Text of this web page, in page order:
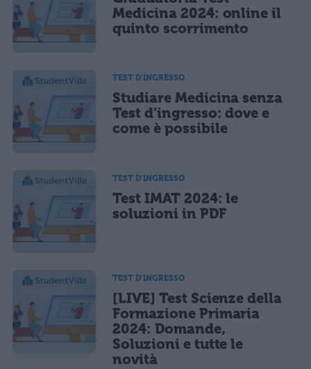
Medicina 2024: online il
quinto scorrimento
TEST D'INGRESSO
Studiare Medicina senza
Test d’ingresso: dove e
come è possibile
TEST D'INGRESSO
Test IMAT 2024: le
soluzioni in PDF
TEST D'INGRESSO
[LIVE] Test Scienze della
Formazione Primaria
2024: Domande,
Soluzioni e tutte le
novità